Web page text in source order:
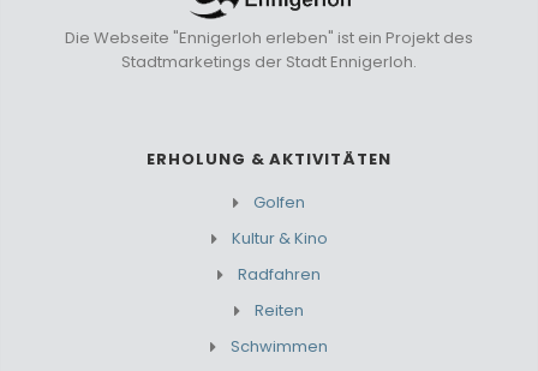
Die Webseite "Ennigerloh erleben" ist ein Projekt des
Stadtmarketings der Stadt Ennigerloh.
ERHOLUNG & AKTIVITÄTEN
Golfen
Kultur & Kino
Radfahren
Reiten
Schwimmen